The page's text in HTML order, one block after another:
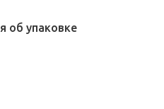
об упаковке